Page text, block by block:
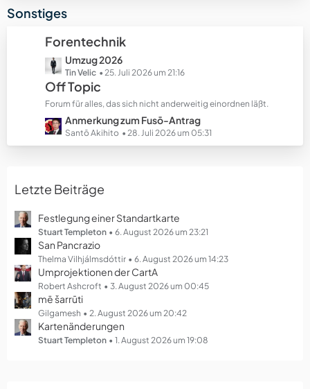
i
r
ä
g
e
t
e
B
e
i
t
r
ä
g
e
Sonstiges
Forentechnik
L
e
t
z
t
e
B
t
r
g
Umzug 2026
Tin Velic 25. Juli 2026 um 21:16
Off Topic
Forum für alles, das sich nicht anderweitig einordnen läßt.
L
e
t
e
e
i
t
r
ä
g
e
Anmerkung zum Fusō-Antrag
Santō Akihito 28. Juli 2026 um 05:31
Letzte Beiträge
Festlegung einer Standartkarte
Stuart Templeton 6. August 2026 um 23:21
San Pancrazio
Thelma Vilhjálmsdóttir 6. August 2026 um 14:23
Umprojektionen der CartA
Robert Ashcroft 3. August 2026 um 00:45
mē šarrūti
Gilgamesh 2. August 2026 um 20:42
Kartenänderungen
Stuart Templeton 1. August 2026 um 19:08